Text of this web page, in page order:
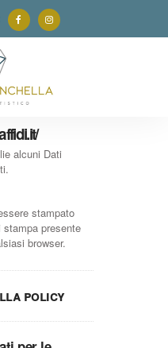
alcuni Dati
stampato
presente
browser.
policy